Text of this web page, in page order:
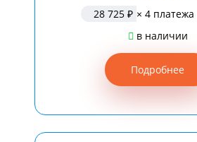
28 725 ₽ × 4
в наличии
Подробнее